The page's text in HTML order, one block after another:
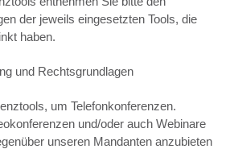
der jeweils eingesetzten Tools, die
haben.
und Rechtsgrundlagen
um Telefonkonferenzen.
und/oder auch Webinare
unseren Mandanten anzubieten